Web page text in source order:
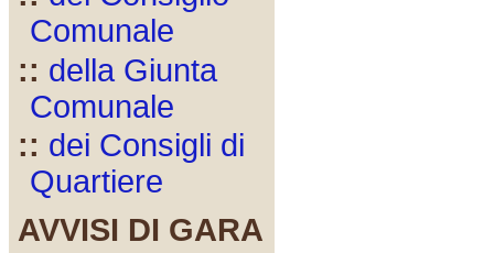
Comunale
:: della Giunta
Comunale
:: dei Consigli di
Quartiere
AVVISI DI GARA